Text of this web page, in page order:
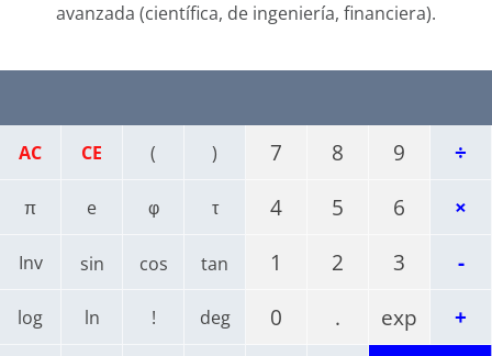
avanzada (científica, de ingeniería, financiera).
AC CE ( )
π e φ τ
Inv sin cos tan
log ln ! deg
7 8 9
÷
4
5 6
×
1
2 3
-
0
. exp +